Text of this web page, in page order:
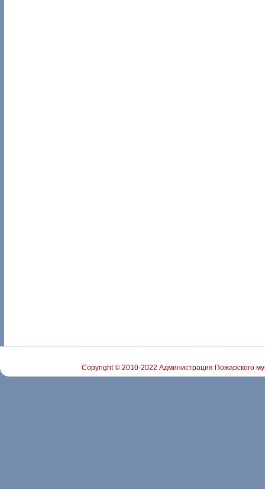
Copyright © 2010-2022 Администрация Пожарского